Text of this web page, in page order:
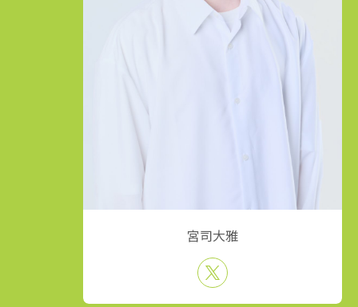
宮司大雅